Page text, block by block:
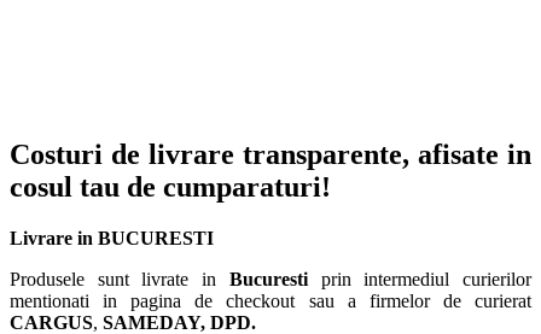
Costuri de livrare transparente, afisate in
cosul tau de cumparaturi!
Livrare in BUCURESTI
Produsele sunt livrate in Bucurestiprin intermediul curierilor
mentionati in pagina de checkout sau a firmelor de curierat
CARGUS, SAMEDAY, DPD.